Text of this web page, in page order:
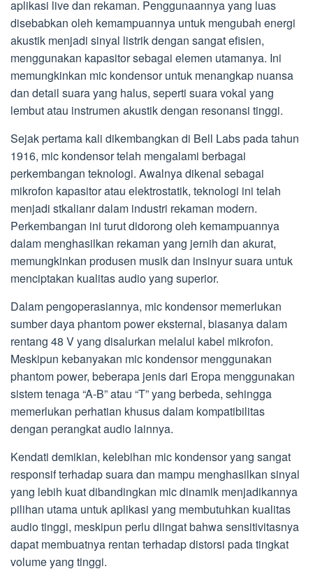
aplikasi live dan rekaman. Penggunaannya yang luas
disebabkan oleh kemampuannya untuk mengubah energi
akustik menjadi sinyal listrik dengan sangat efisien,
menggunakan kapasitor sebagai elemen utamanya. Ini
memungkinkan mic kondensor untuk menangkap nuansa
dan detail suara yang halus, seperti suara vokal yang
lembut atau instrumen akustik dengan resonansi tinggi.
Sejak pertama kali dikembangkan di Bell Labs pada tahun
1916, mic kondensor telah mengalami berbagai
perkembangan teknologi. Awalnya dikenal sebagai
mikrofon kapasitor atau elektrostatik, teknologi ini telah
menjadi stkalianr dalam industri rekaman modern.
Perkembangan ini turut didorong oleh kemampuannya
dalam menghasilkan rekaman yang jernih dan akurat,
memungkinkan produsen musik dan insinyur suara untuk
menciptakan kualitas audio yang superior.
Dalam pengoperasiannya, mic kondensor memerlukan
sumber daya phantom power eksternal, biasanya dalam
rentang 48 V yang disalurkan melalui kabel mikrofon.
Meskipun kebanyakan mic kondensor menggunakan
phantom power, beberapa jenis dari Eropa menggunakan
sistem tenaga “A-B” atau “T” yang berbeda, sehingga
memerlukan perhatian khusus dalam kompatibilitas
dengan perangkat audio lainnya.
Kendati demikian, kelebihan mic kondensor yang sangat
responsif terhadap suara dan mampu menghasilkan sinyal
yang lebih kuat dibandingkan mic dinamik menjadikannya
pilihan utama untuk aplikasi yang membutuhkan kualitas
audio tinggi, meskipun perlu diingat bahwa sensitivitasnya
dapat membuatnya rentan terhadap distorsi pada tingkat
volume yang tinggi.